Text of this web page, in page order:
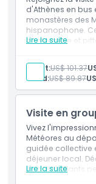
Politique
Exclus
À savoir
Emplacement
Comment s'y
d'Athènes en bus
monastères des
hispanophone.
confortable et
voyageurs
ce qui vous
rythme.
Lire la suite
Adult:US$ 101.37
Child:US$ 89.87
Visite en
Vivez
Météores au
guidée collective
déjeuner local.
époustouflants
Lire la suite